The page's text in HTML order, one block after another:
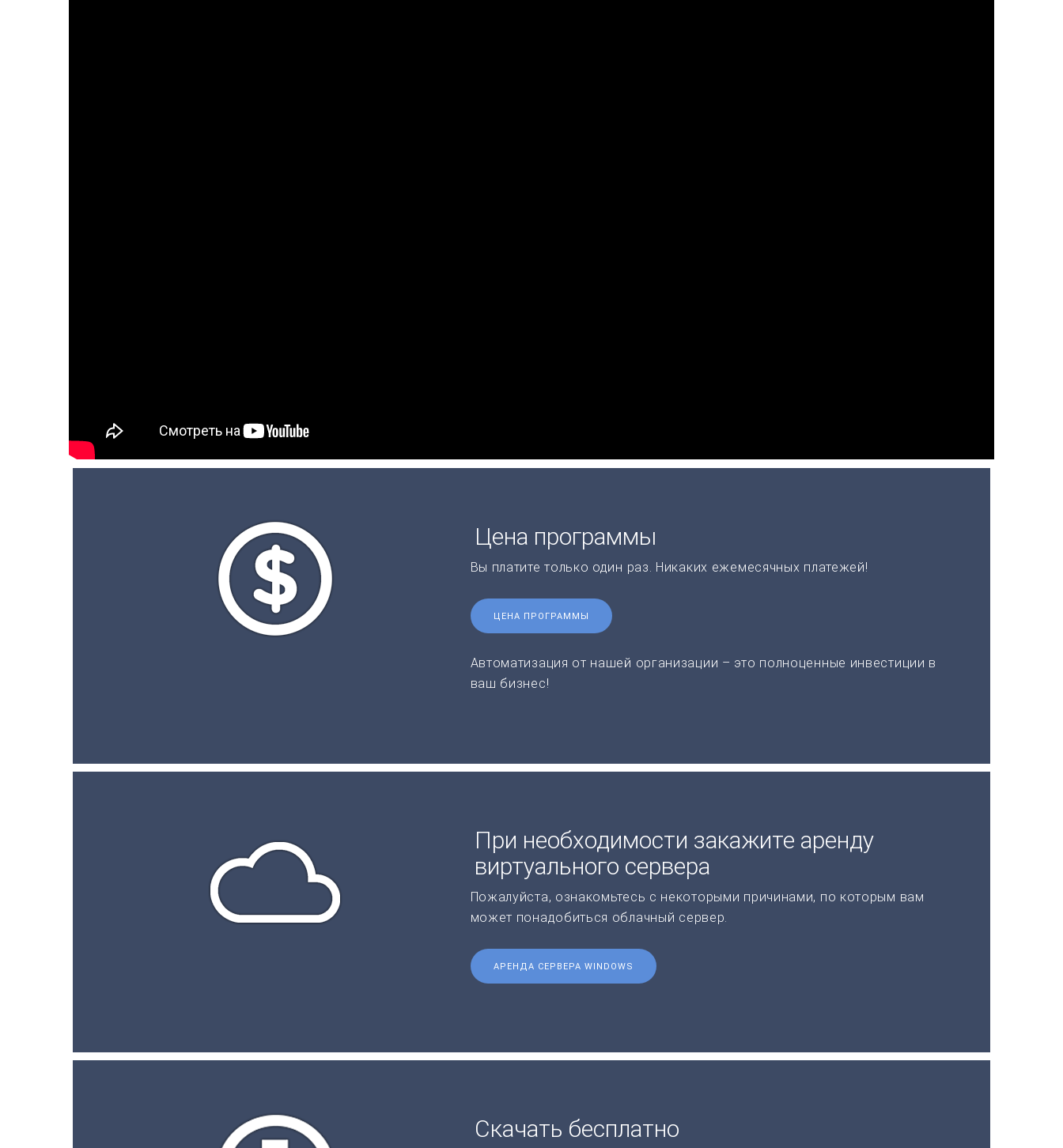
Цена программы
Вы платите только один раз. Никаких ежемесячных платежей!
ЦЕНА ПРОГРАММЫ
Автоматизация от нашей организации – это полноценные инвестиции в
ваш бизнес!
При необходимости закажите аренду
виртуального сервера
Пожалуйста, ознакомьтесь с некоторыми причинами, по которым вам
может понадобиться облачный сервер.
АРЕНДА СЕРВЕРА WINDOWS
Скачать бесплатно